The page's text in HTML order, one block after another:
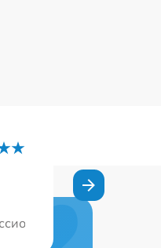
Рекомендую всем,
подход,